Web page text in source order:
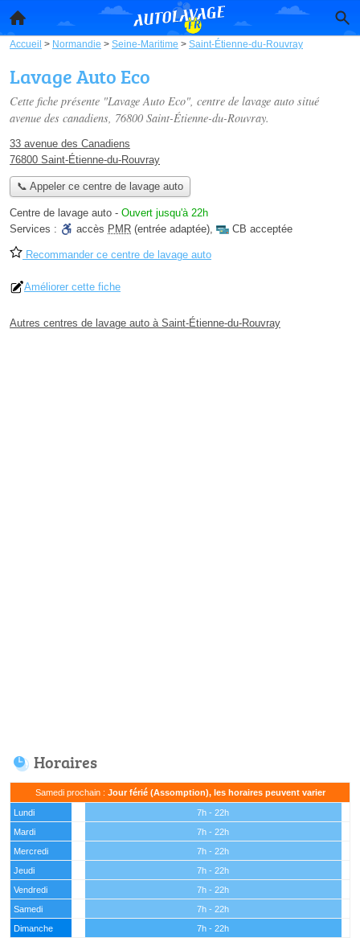
Accueil > Normandie > Seine-Maritime > Saint-Étienne-du-Rouvray
Lavage Auto Eco
Cette fiche présente "Lavage Auto Eco", centre de lavage auto situé
avenue des canadiens, 76800 Saint-Étienne-du-Rouvray.
33 avenue des Canadiens
76800 Saint-Étienne-du-Rouvray
📞 Appeler ce centre de lavage auto
Centre de lavage auto - Ouvert jusqu'à 22h
Services :
accès PMR (entrée adaptée), CB acceptée
Recommander ce centre de lavage auto
Améliorer cette fiche
Autres centres de lavage auto à Saint-Étienne-du-Rouvray
Horaires
Samedi prochain : Jour férié (Assomption), les horaires peuvent varier
Lundi
7h - 22h
Mardi
7h - 22h
Mercredi
7h - 22h
Jeudi
7h - 22h
Vendredi
7h - 22h
Samedi
7h - 22h
Dimanche
7h - 22h